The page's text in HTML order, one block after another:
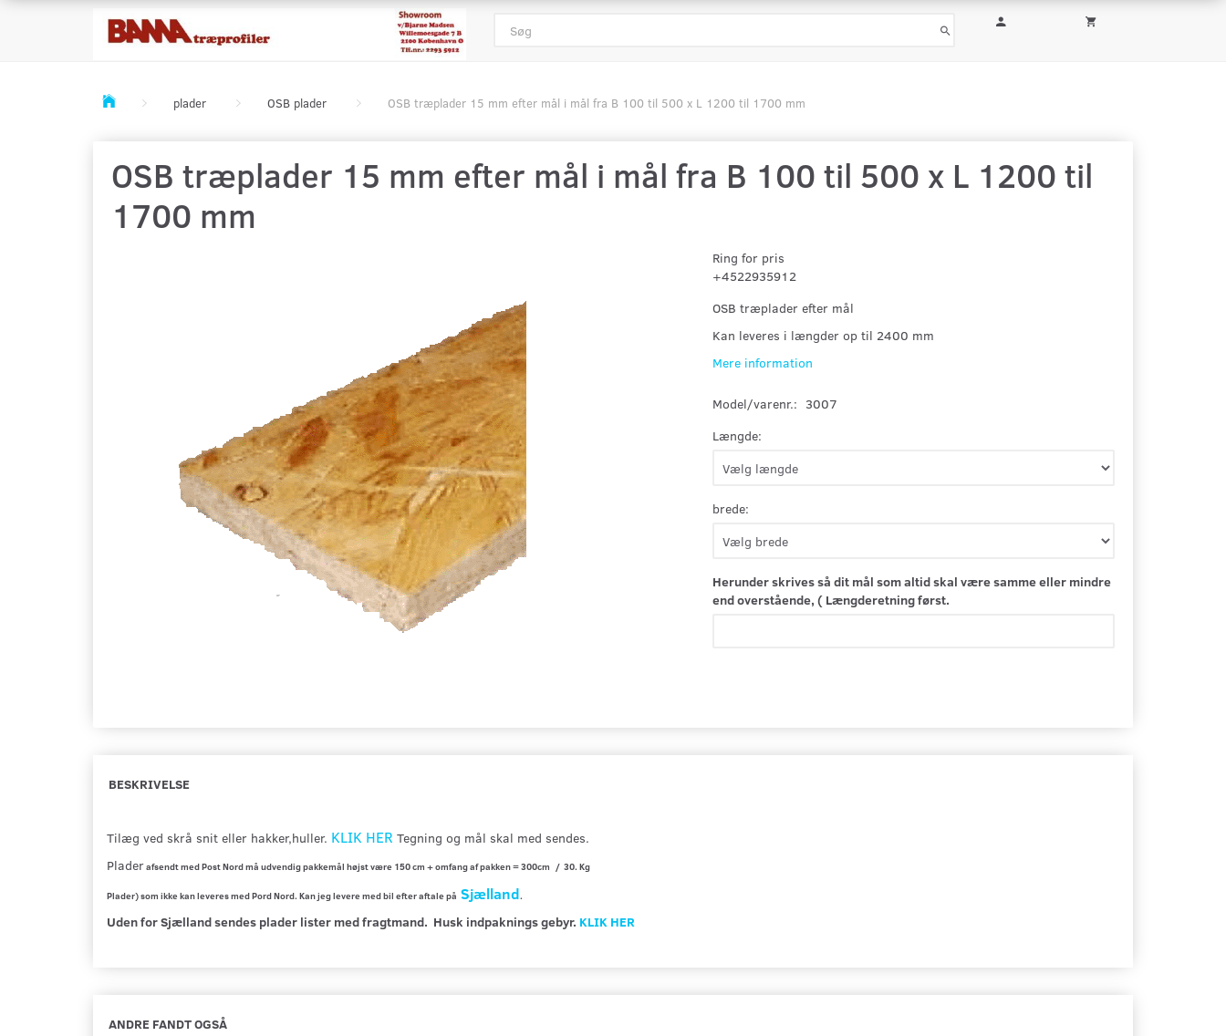
plader OSB plader OSB træplader 15 mm efter mål i mål fra B 100 til 500 x L 1200 til 1700 mm
OSB træplader 15 mm efter mål i mål fra B 100 til 500 x L 1200 til
1700 mm
Ring for pris
+4522935912
OSB træplader efter mål
Kan leveres i længder op til 2400 mm
Mere information
Model/varenr.: 3007
Længde:
brede:
Herunder skrives så dit mål som altid skal være samme eller mindre
end overstående, ( Længderetning først.
BESKRIVELSE
Tilæg ved skrå snit eller hakker,huller. KLIK HER Tegning og mål skal med sendes.
Pladerafsendt med Post Nord må udvendig pakkemål højst være 150 cm + omfang af pakken = 300cm / 30. Kg
Plader) som ikke kan leveres med Pord Nord. Kan jeg levere med bil efter aftale på Sjælland.
Uden for Sjælland sendes plader lister med fragtmand. Husk indpaknings gebyr. KLIK HER
ANDRE FANDT OGSÅ